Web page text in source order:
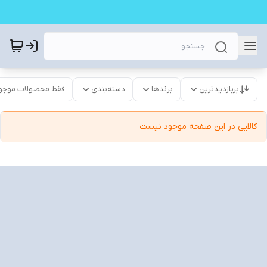
پربازدیدترین برندها دسته‌بندی فقط محصولات
کالایی در این صفحه موجود نیست